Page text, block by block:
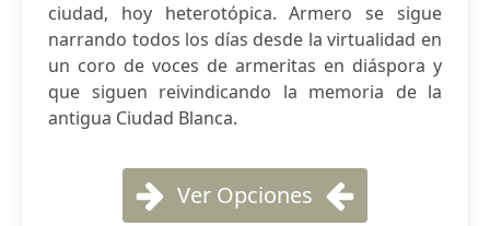
ciudad, hoy heterotópica. Armero se sigue
narrando todos los días desde la virtualidad en
un coro de voces de armeritas en diáspora y
que siguen reivindicando la memoria de la
antigua Ciudad Blanca.
Ver Opciones